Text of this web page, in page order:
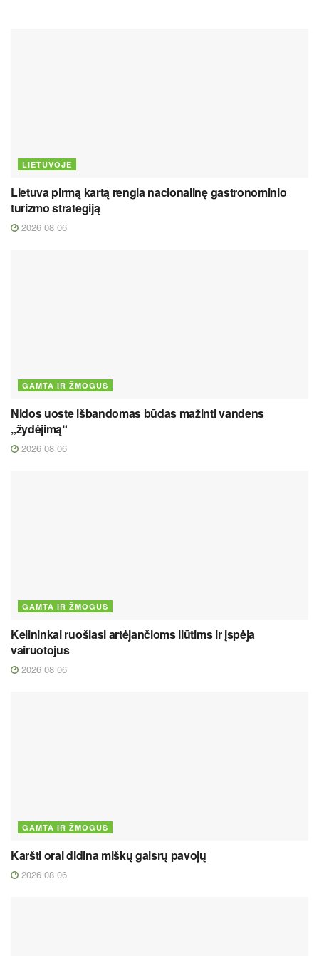
LIETUVOJE
Lietuva pirmą kartą rengia nacionalinę gastronominio
turizmo strategiją
2026 08 06
GAMTA IR ŽMOGUS
Nidos uoste išbandomas būdas mažinti vandens
„žydėjimą“
2026 08 06
GAMTA IR ŽMOGUS
Kelininkai ruošiasi artėjančioms liūtims ir įspėja
vairuotojus
2026 08 06
GAMTA IR ŽMOGUS
Karšti orai didina miškų gaisrų pavojų
2026 08 06